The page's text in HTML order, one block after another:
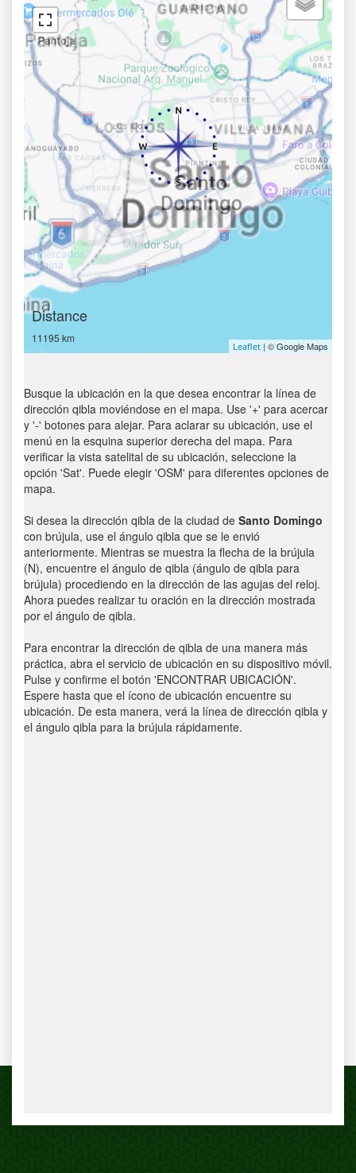
Distance
11195 km
Leaflet | © Google Maps
Busque la ubicación en la que desea encontrar la línea de
dirección qibla moviéndose en el mapa. Use '+' para acercar
y '-' botones para alejar. Para aclarar su ubicación, use el
menú en la esquina superior derecha del mapa. Para
verificar la vista satelital de su ubicación, seleccione la
opción 'Sat'. Puede elegir 'OSM' para diferentes opciones de
mapa.
Si desea la dirección qibla de la ciudad de Santo Domingo
con brújula, use el ángulo qibla que se le envió
anteriormente. Mientras se muestra la flecha de la brújula
(N), encuentre el ángulo de qibla (ángulo de qibla para
brújula) procediendo en la dirección de las agujas del reloj.
Ahora puedes realizar tu oración en la dirección mostrada
por el ángulo de qibla.
Para encontrar la dirección de qibla de una manera más
práctica, abra el servicio de ubicación en su dispositivo móvil.
Pulse y confirme el botón 'ENCONTRAR UBICACIÓN'.
Espere hasta que el ícono de ubicación encuentre su
ubicación. De esta manera, verá la línea de dirección qibla y
el ángulo qibla para la brújula rápidamente.